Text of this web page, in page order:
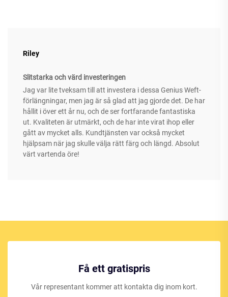
Riley
Slitstarka och värd investeringen
Jag var lite tveksam till att investera i dessa Genius Weft-
förlängningar, men jag är så glad att jag gjorde det. De har
hållit i över ett år nu, och de ser fortfarande fantastiska
ut. Kvaliteten är utmärkt, och de har inte virat ihop eller
gått av mycket alls. Kundtjänsten var också mycket
hjälpsam när jag skulle välja rätt färg och längd. Absolut
värt vartenda öre!
Få ett gratispris
Vår representant kommer att kontakta dig inom kort.